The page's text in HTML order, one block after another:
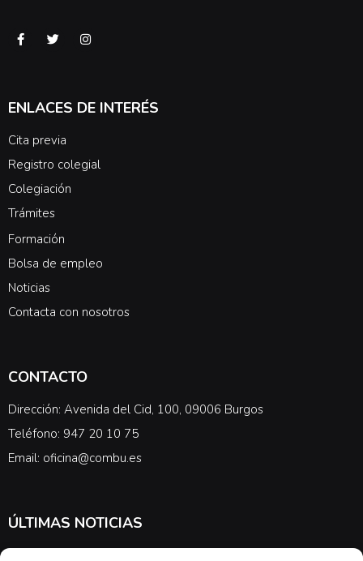
ENLACES DE INTERÉS
Cita previa
Registro colegial
Colegiación
Trámites
Formación
Bolsa de empleo
Noticias
Contacta con nosotros
CONTACTO
Dirección: Avenida del Cid, 100, 09006 Burgos
Teléfono: 947 20 10 75
Email: oficina@combu.es
ÚLTIMAS NOTICIAS